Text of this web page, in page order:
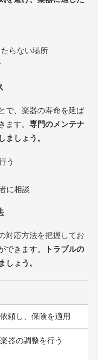
らない場所
で、楽器の寿命を延ば
ます。 専門のメンテナ
ましょう。
う
に相談
対応方法を把握してお
できます。
トラブルの
しょう。
頼し、保険を適用
器の調整を行う